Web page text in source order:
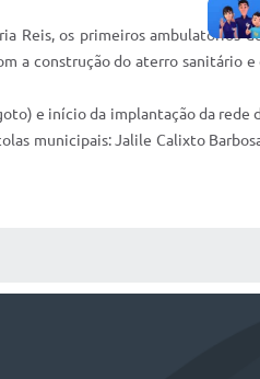
Reis, os primeiros ambulatórios
a construção do aterro sanitário
e início da implantação da rede
municipais: Jalile Calixto